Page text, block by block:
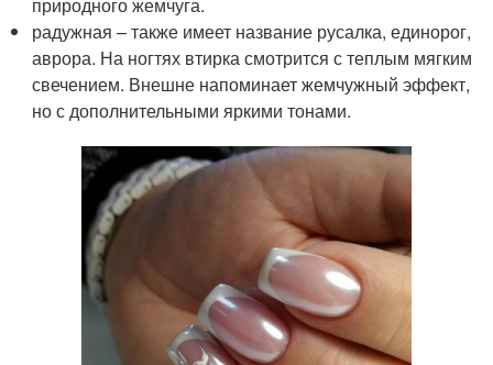
природного жемчуга.
радужная – также имеет название русалка, единорог,
аврора. На ногтях втирка смотрится с теплым мягким
свечением. Внешне напоминает жемчужный эффект,
но с дополнительными яркими тонами.